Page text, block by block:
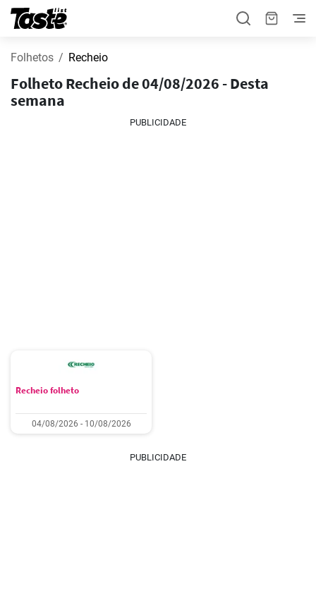
Folhetos Recheio
Folheto Recheio de 04/08/2026 - Desta
semana
PUBLICIDADE
Recheio folheto
04/08/2026 - 10/08/2026
PUBLICIDADE